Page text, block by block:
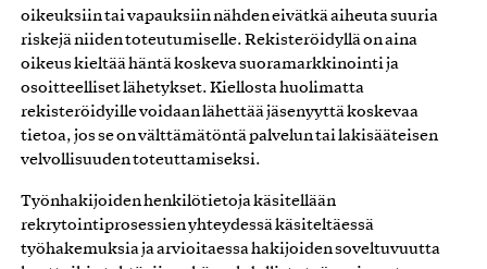
oikeuksiin tai vapauksiin nähden eivätkä aiheuta suuria
riskejä niiden toteutumiselle. Rekisteröidyllä on aina
oikeus kieltää häntä koskeva suoramarkkinointi ja
osoitteelliset lähetykset. Kiellosta huolimatta
rekisteröidyille voidaan lähettää jäsenyyttä koskevaa
tietoa, jos se on välttämätöntä palvelun tai lakisääteisen
velvollisuuden toteuttamiseksi.
Työnhakijoiden henkilötietoja käsitellään
rekrytointiprosessien yhteydessä käsiteltäessä
työhakemuksia ja arvioitaessa hakijoiden soveltuvuutta